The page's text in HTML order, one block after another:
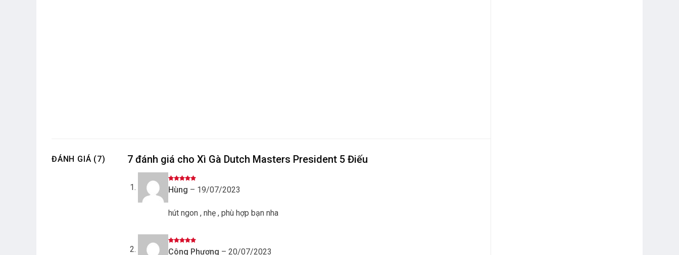
ĐÁNH GIÁ (7) 7 đánh giá cho Xì Gà Dutch Masters President 5 Điếu
Được xếp
hạng55
Hùng – 19/07/2023
hút ngon , nhẹ , phù hợp bạn nha
Được xếp
Công Phượng – 20/07/2023